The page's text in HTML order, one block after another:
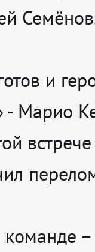
и
- Марио
встрече
–